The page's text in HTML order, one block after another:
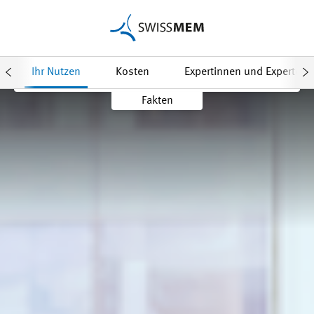
Ihr Nutzen Kosten Expertinnen und Experten
Angebot anfragen
Fakten